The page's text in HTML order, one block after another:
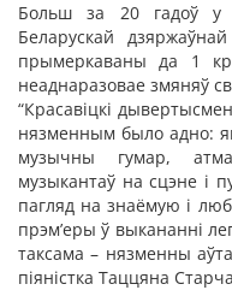
Больш за 20 гадоў у
Беларускай
прымеркаваны да 1
неаднаразовае змяняў
“Красавіцкі
нязменным было адно:
музычны гумар,
музыкантаў на сцэне і
пагляд на знаёмую і
прэм’еры ў выкананні
таксама – нязменны
піяністка Таццяна